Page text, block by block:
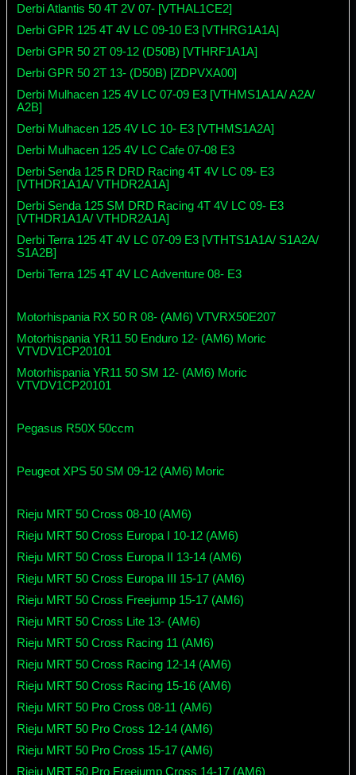
Derbi Atlantis 50 4T 2V 07- [VTHAL1CE2]
Derbi GPR 125 4T 4V LC 09-10 E3 [VTHRG1A1A]
Derbi GPR 50 2T 09-12 (D50B) [VTHRF1A1A]
Derbi GPR 50 2T 13- (D50B) [ZDPVXA00]
Derbi Mulhacen 125 4V LC 07-09 E3 [VTHMS1A1A/ A2A/
A2B]
Derbi Mulhacen 125 4V LC 10- E3 [VTHMS1A2A]
Derbi Mulhacen 125 4V LC Cafe 07-08 E3
Derbi Senda 125 R DRD Racing 4T 4V LC 09- E3
[VTHDR1A1A/ VTHDR2A1A]
Derbi Senda 125 SM DRD Racing 4T 4V LC 09- E3
[VTHDR1A1A/ VTHDR2A1A]
Derbi Terra 125 4T 4V LC 07-09 E3 [VTHTS1A1A/ S1A2A/
S1A2B]
Derbi Terra 125 4T 4V LC Adventure 08- E3
Motorhispania RX 50 R 08- (AM6) VTVRX50E207
Motorhispania YR11 50 Enduro 12- (AM6) Moric
VTVDV1CP20101
Motorhispania YR11 50 SM 12- (AM6) Moric
VTVDV1CP20101
Pegasus R50X 50ccm
Peugeot XPS 50 SM 09-12 (AM6) Moric
Rieju MRT 50 Cross 08-10 (AM6)
Rieju MRT 50 Cross Europa I 10-12 (AM6)
Rieju MRT 50 Cross Europa II 13-14 (AM6)
Rieju MRT 50 Cross Europa III 15-17 (AM6)
Rieju MRT 50 Cross Freejump 15-17 (AM6)
Rieju MRT 50 Cross Lite 13- (AM6)
Rieju MRT 50 Cross Racing 11 (AM6)
Rieju MRT 50 Cross Racing 12-14 (AM6)
Rieju MRT 50 Cross Racing 15-16 (AM6)
Rieju MRT 50 Pro Cross 08-11 (AM6)
Rieju MRT 50 Pro Cross 12-14 (AM6)
Rieju MRT 50 Pro Cross 15-17 (AM6)
Rieju MRT 50 Pro Freejump Cross 14-17 (AM6)